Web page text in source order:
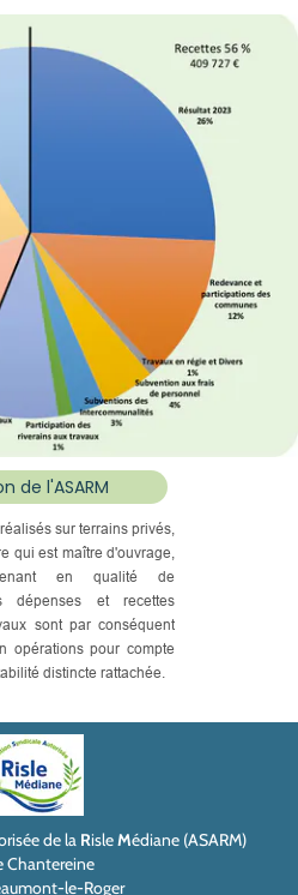
de l'ASARM
sur terrains privés,
qui est maître d'ouvrage,
en qualité de
dépenses et recettes
sont par conséquent
opérations pour compte
distincte rattachée.
de la RisleMédiane (ASARM)
Chantereine
le-Roger